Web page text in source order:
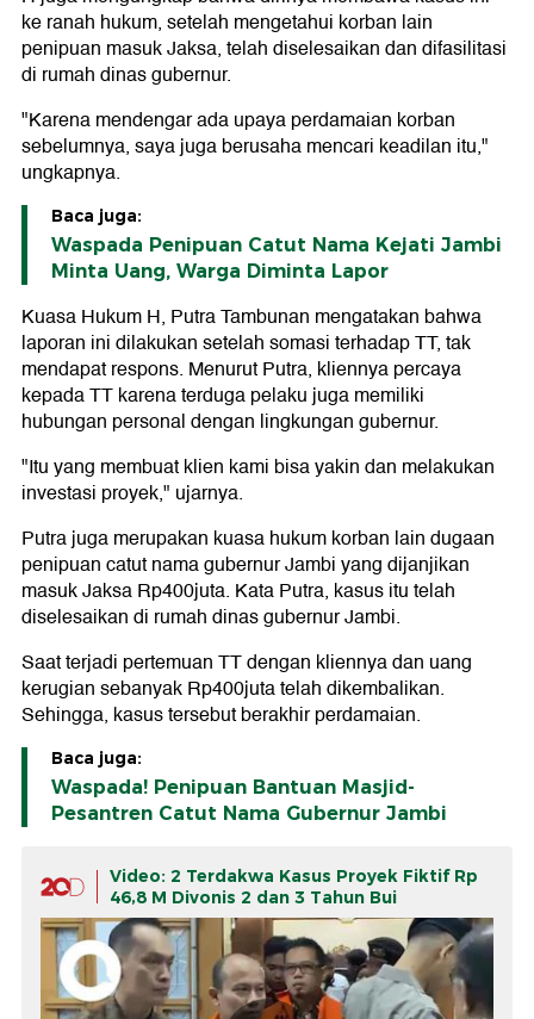
ke ranah hukum, setelah mengetahui korban lain
penipuan masuk Jaksa, telah diselesaikan dan difasilitasi
di rumah dinas gubernur.
"Karena mendengar ada upaya perdamaian korban
sebelumnya, saya juga berusaha mencari keadilan itu,"
ungkapnya.
Baca juga:
Waspada Penipuan Catut Nama Kejati Jambi
Minta Uang, Warga Diminta Lapor
Kuasa Hukum H, Putra Tambunan mengatakan bahwa
laporan ini dilakukan setelah somasi terhadap TT, tak
mendapat respons. Menurut Putra, kliennya percaya
kepada TT karena terduga pelaku juga memiliki
hubungan personal dengan lingkungan gubernur.
"Itu yang membuat klien kami bisa yakin dan melakukan
investasi proyek," ujarnya.
Putra juga merupakan kuasa hukum korban lain dugaan
penipuan catut nama gubernur Jambi yang dijanjikan
masuk Jaksa Rp400juta. Kata Putra, kasus itu telah
diselesaikan di rumah dinas gubernur Jambi.
Saat terjadi pertemuan TT dengan kliennya dan uang
kerugian sebanyak Rp400juta telah dikembalikan.
Sehingga, kasus tersebut berakhir perdamaian.
Baca juga:
Waspada! Penipuan Bantuan Masjid-
Pesantren Catut Nama Gubernur Jambi
Video: 2 Terdakwa Kasus Proyek Fiktif Rp
46,8 M Divonis 2 dan 3 Tahun Bui